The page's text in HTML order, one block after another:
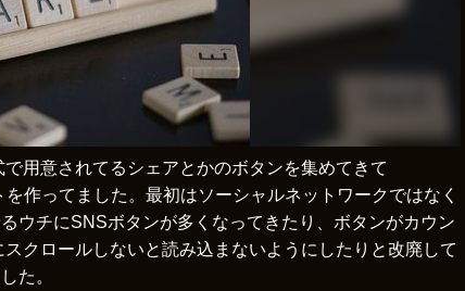
用意されてるシェアとかのボタンを集めてきて
作ってました。最初はソーシャルネットワークではなく
ウチにSNSボタンが多くなってきたり、ボタンがカウン
クロールしないと読み込まないようにしたりと改廃して
た。